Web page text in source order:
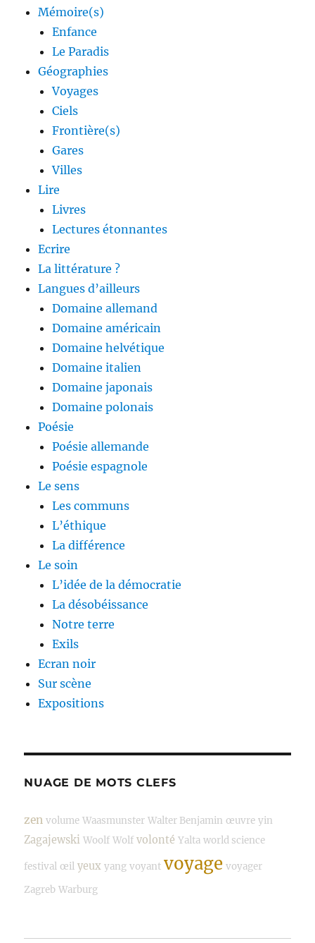
Mémoire(s)
Enfance
Le Paradis
Géographies
Voyages
Ciels
Frontière(s)
Gares
Villes
Lire
Livres
Lectures étonnantes
Ecrire
La littérature ?
Langues d’ailleurs
Domaine allemand
Domaine américain
Domaine helvétique
Domaine italien
Domaine japonais
Domaine polonais
Poésie
Poésie allemande
Poésie espagnole
Le sens
Les communs
L’éthique
La différence
Le soin
L’idée de la démocratie
La désobéissance
Notre terre
Exils
Ecran noir
Sur scène
Expositions
NUAGE DE MOTS CLEFS
zen volume Waasmunster Walter Benjamin œuvre yin
Zagajewski Woolf Wolf volonté Yalta world science
festival œil yeux yang voyant voyage voyager
Zagreb Warburg